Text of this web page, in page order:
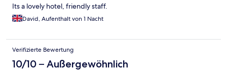
Its a lovely hotel, friendly staff.
David, Aufenthalt von 1 Nacht
Verifizierte Bewertung
10/10 – Außergewöhnlich